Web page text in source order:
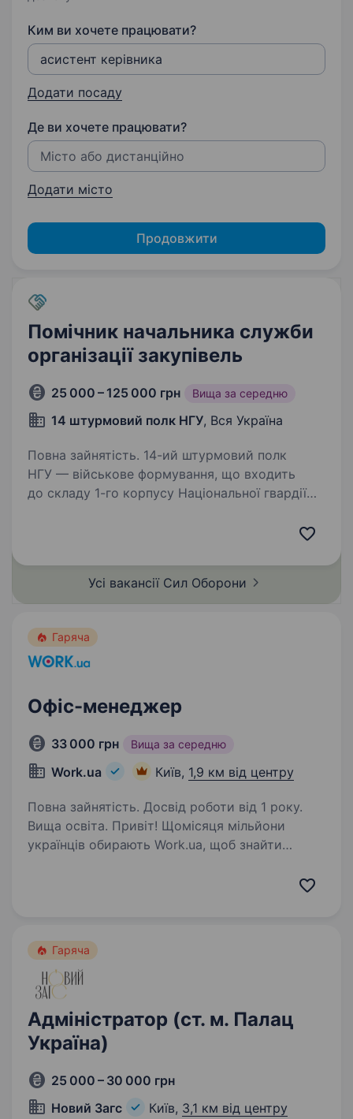
Ким ви хочете працювати?
Додати посаду
Де ви хочете працювати?
Додати місто
Продовжити
Помічник начальника служби
організації закупівель
25 000 – 125 000 грн Вища за середню
14 штурмовий полк НГУ, Вся Україна
Повна зайнятість. 14-ий штурмовий полк
НГУ — військове формування, що входить
до складу 1-го корпусу Національної гвардії
Усі вакансії Сил Оборони
Гаряча
Офіс-менеджер
33 000 грн Вища за середню
Work.ua Київ, 1,9 км від центру
Повна зайнятість. Досвід роботи від 1 року.
Вища освіта. Привіт! Щомісяця мільйони
українців обирають Work.ua, щоб знайти
Гаряча
Адміністратор (ст. м. Палац
Україна)
25 000 – 30 000 грн
Новий Загс
Київ, 3,1 км від центру